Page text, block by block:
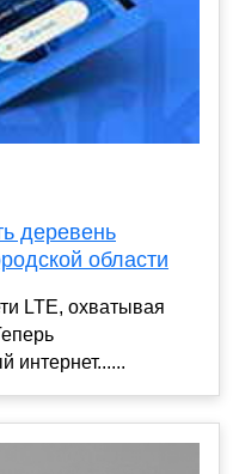
деревень
области
LTE, охватывая
интернет......